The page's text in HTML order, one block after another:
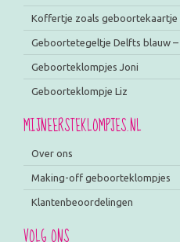
Koffertje zoals geboortekaartje
Geboortetegeltje Delfts blauw –
Geboorteklompjes Joni
Geboorteklompje Liz
MIJNEERSTEKLOMPJES.NL
Over ons
Making-off geboorteklompjes
Klantenbeoordelingen